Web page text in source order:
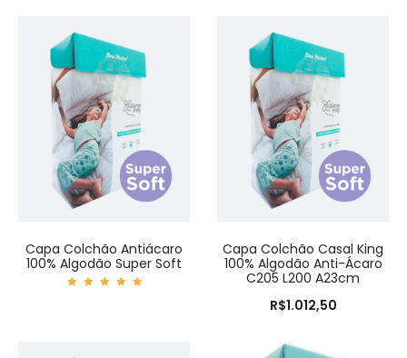
Capa Colchão Antiácaro
100% Algodão Super Soft
Capa Colchão Casal King
100% Algodão Anti-Ácaro
C205 L200 A23cm
R$1.012,50